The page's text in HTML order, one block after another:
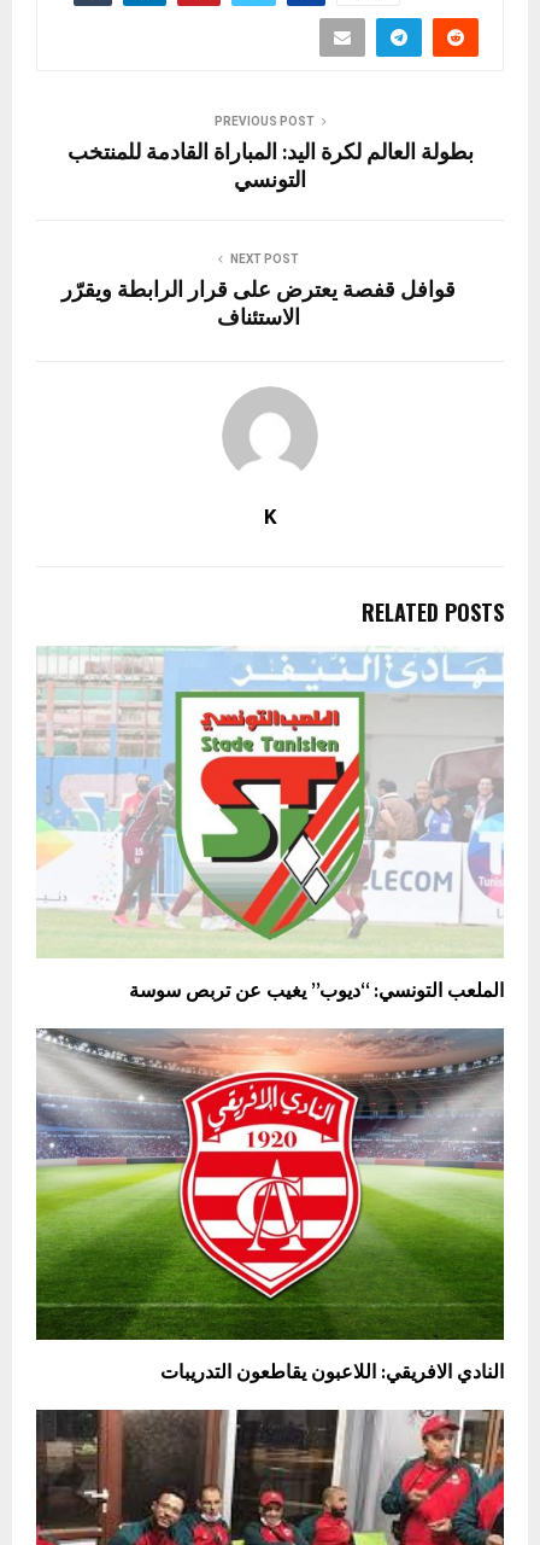
PREVIOUS POST
بطولة العالم لكرة اليد: المباراة القادمة للمنتخب
التونسي
NEXT POST
قوافل قفصة يعترض على قرار الرابطة ويقرّر
الاستئناف
K
RELATED POSTS
الملعب التونسي: “ديوب” يغيب عن تربص سوسة
النادي الافريقي: اللاعبون يقاطعون التدريبات